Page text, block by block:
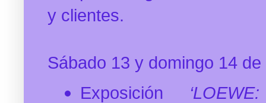
y clientes.
Sábado 13 y domingo 14
Exposición